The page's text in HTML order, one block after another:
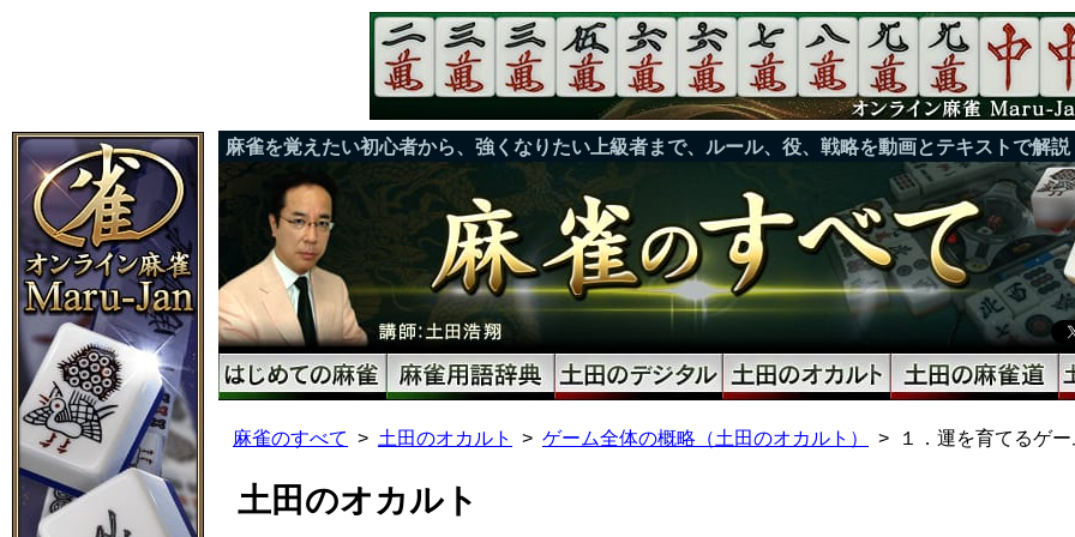
麻雀を覚えたい初心者から、強くなりたい上級者まで、ルール、役、戦略を動画とテキストで解説
麻雀のすべて 土田のオカルト ゲーム全体の概略（土田のオカルト） １．運を育てるゲ
土田のオカルト